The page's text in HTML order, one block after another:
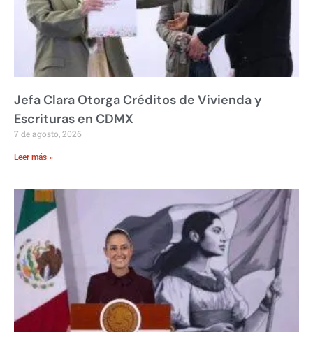
Jefa Clara Otorga Créditos de Vivienda y
Escrituras en CDMX
7 de agosto, 2026
Leer más »